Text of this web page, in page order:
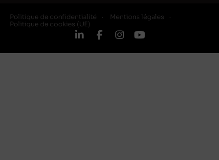
Politique de confidentialité
Mentions légales
Politique de cookies (UE)